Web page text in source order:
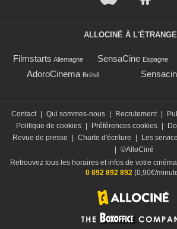
ALLOCINÉ À
Filmstarts Allemagne SensaCine Espagne
AdoroCinema Brésil
Contact Qui sommes-nous Recrutement
Politique de cookies
Préférences cookies
Revue de presse
Charte d'écriture Les
©AlloCiné
Retrouvez tous les horaires et infos de votre
0 892 892 892(0,90€/